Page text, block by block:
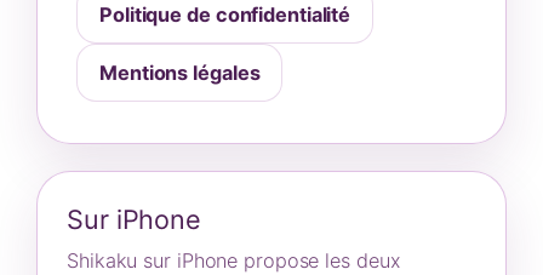
Politique de confidentialité
Mentions légales
Sur iPhone
Shikaku sur iPhone propose les deux